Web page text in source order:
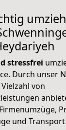
stressfrei
Durch unser
von
und